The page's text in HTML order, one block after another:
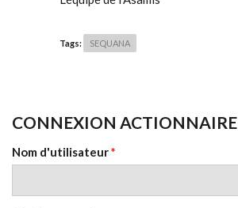
Tags: SEQUANA
CONNEXION ACTIONNAIRE
Nom d'utilisateur*